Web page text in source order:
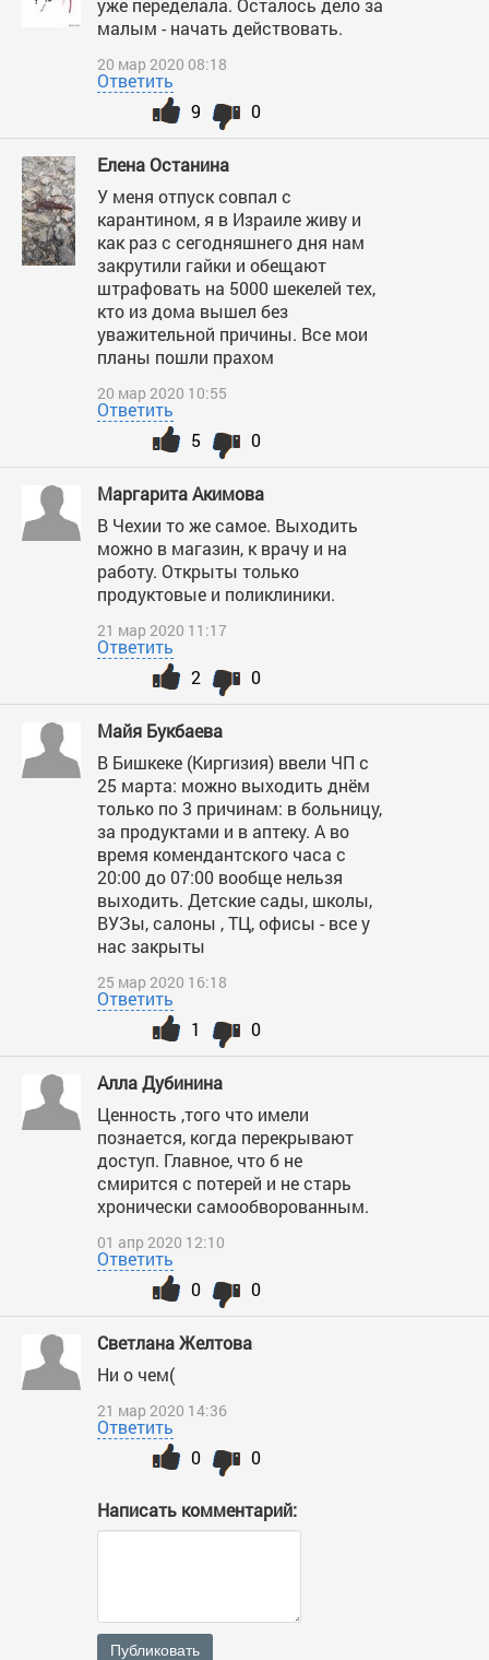
уже переделала. Осталось дело за
малым - начать действовать.
20 мар 2020 08:18
Ответить
0
9
Елена Останина
У меня отпуск совпал с
карантином, я в Израиле живу и
как раз с сегодняшнего дня нам
закрутили гайки и обещают
штрафовать на 5000 шекелей тех,
кто из дома вышел без
уважительной причины. Все мои
планы пошли прахом
20 мар 2020 10:55
Ответить
0
5
Маргарита Акимова
В Чехии то же самое. Выходить
можно в магазин, к врачу и на
работу. Открыты только
продуктовые и поликлиники.
21 мар 2020 11:17
Ответить
0
2
Майя Букбаева
В Бишкеке (Киргизия) ввели ЧП с
25 марта: можно выходить днём
только по 3 причинам: в больницу,
за продуктами и в аптеку. А во
время комендантского часа с
20:00 до 07:00 вообще нельзя
выходить. Детские сады, школы,
ВУЗы, салоны , ТЦ, офисы - все у
нас закрыты
25 мар 2020 16:18
Ответить
0
1
Алла Дубинина
Ценность ,того что имели
познается, когда перекрывают
доступ. Главное, что б не
смирится с потерей и не старь
хронически самообворованным.
01 апр 2020 12:10
Ответить
0
0
Светлана Желтова
Ни о чем(
21 мар 2020 14:36
Ответить
0
0
Написать комментарий:
Публиковать